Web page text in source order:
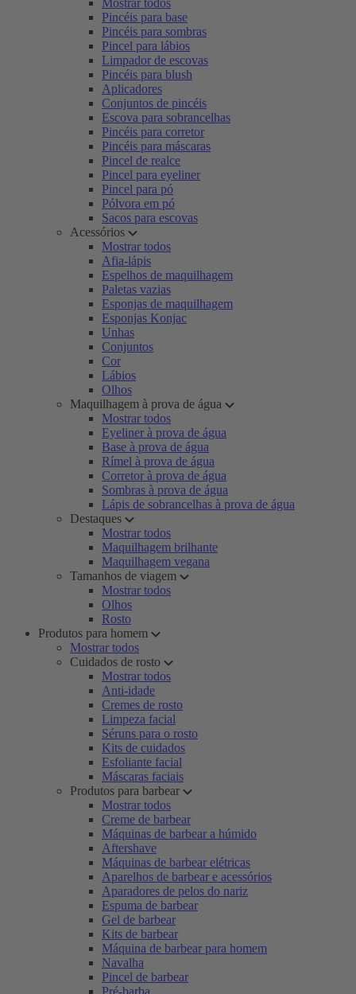
Mostrar todos
Pincéis para base
Pincéis para sombras
Pincel para lábios
Limpador de escovas
Pincéis para blush
Aplicadores
Conjuntos de pincéis
Escova para sobrancelhas
Pincéis para corretor
Pincéis para máscaras
Pincel de realce
Pincel para eyeliner
Pincel para pó
Pólvora em pó
Sacos para escovas
Acessórios
Mostrar todos
Afia-lápis
Espelhos de maquilhagem
Paletas vazias
Esponjas de maquilhagem
Esponjas Konjac
Unhas
Conjuntos
Cor
Lábios
Olhos
Maquilhagem à prova de água
Mostrar todos
Eyeliner à prova de água
Base à prova de água
Rímel à prova de água
Corretor à prova de água
Sombras à prova de água
Lápis de sobrancelhas à prova de água
Destaques
Mostrar todos
Maquilhagem brilhante
Maquilhagem vegana
Tamanhos de viagem
Mostrar todos
Olhos
Rosto
Produtos para homem
Mostrar todos
Cuidados de rosto
Mostrar todos
Anti-idade
Cremes de rosto
Limpeza facial
Séruns para o rosto
Kits de cuidados
Esfoliante facial
Máscaras faciais
Produtos para barbear
Mostrar todos
Creme de barbear
Máquinas de barbear a húmido
Aftershave
Máquinas de barbear elétricas
Aparelhos de barbear e acessórios
Aparadores de pelos do nariz
Espuma de barbear
Gel de barbear
Kits de barbear
Máquina de barbear para homem
Navalha
Pincel de barbear
Pré-barba